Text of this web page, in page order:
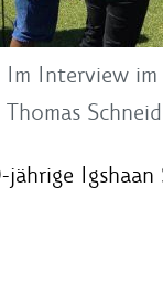
Im Interview im
Thomas
Igshaan